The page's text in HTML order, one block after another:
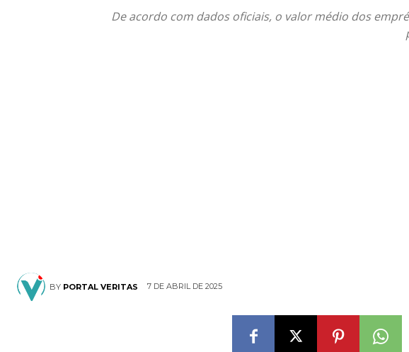
De acordo com dados oficiais, o valor médio dos
BY PORTAL VERITAS 7 DE ABRIL DE 2025